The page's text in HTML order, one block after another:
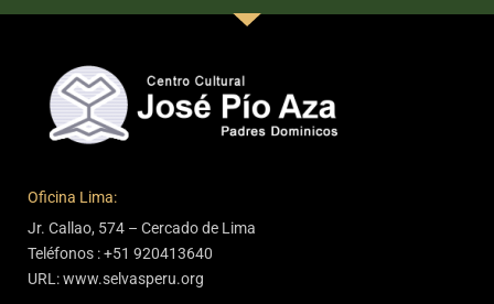
Oficina Lima:
Jr. Callao, 574 – Cercado de Lima
Teléfonos : +51 920413640
URL: www.selvasperu.org